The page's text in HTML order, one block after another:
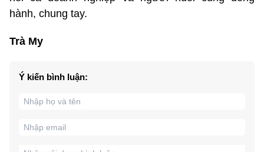
hành, chung tay.
Trà My
Ý kiến bình luận: